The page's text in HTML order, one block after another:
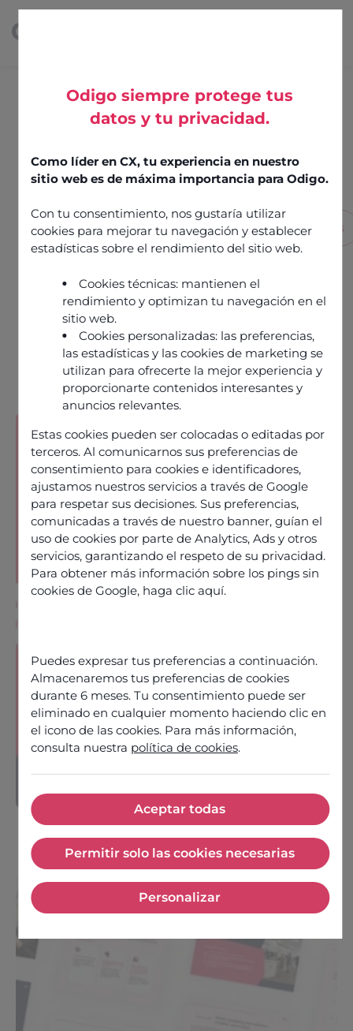
Odigo siempre protege tus
datos y tu privacidad.
Como líder en CX, tu experiencia en nuestro
sitio web es de máxima importancia para Odigo.
Con tu consentimiento, nos gustaría utilizar
cookies para mejorar tu navegación y establecer
estadísticas sobre el rendimiento del sitio web.
Cookies técnicas: mantienen el
rendimiento y optimizan tu navegación en el
sitio web.
Cookies personalizadas: las preferencias,
las estadísticas y las cookies de marketing se
utilizan para ofrecerte la mejor experiencia y
proporcionarte contenidos interesantes y
anuncios relevantes.
Estas cookies pueden ser colocadas o editadas por
terceros. Al comunicarnos sus preferencias de
consentimiento para cookies e identificadores,
ajustamos nuestros servicios a través de Google
para respetar sus decisiones. Sus preferencias,
comunicadas a través de nuestro banner, guían el
uso de cookies por parte de Analytics, Ads y otros
servicios, garantizando el respeto de su privacidad.
Para obtener más información sobre los pings sin
cookies de Google, haga clic aquí.
Puedes expresar tus preferencias a continuación.
Almacenaremos tus preferencias de cookies
durante 6 meses. Tu consentimiento puede ser
eliminado en cualquier momento haciendo clic en
el icono de las cookies. Para más información,
consulta nuestra política de cookies.
Aceptar todas
Permitir solo las cookies necesarias
Permitir solo las cookies
Personalizar
Guides & white papers
White
papers
Analysts'
report
CX
Report
Brochures
Gartner®
Peer
Insights™
Voice of
Customer for
CCaaS 2026
Find out why Odigo
report dedicated to
CCaaS. When choosing a
CCaaS provider, there’s
one perspective that
matters most — your
peers. The 2026 Voice of
the Customer for...
12 May 2026